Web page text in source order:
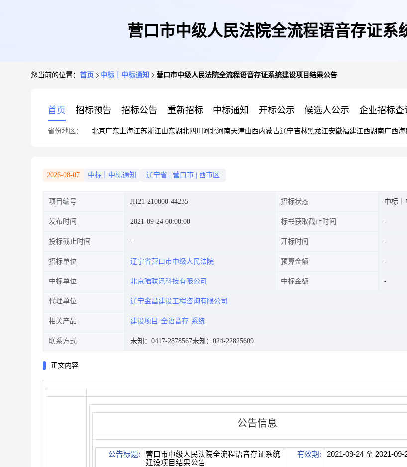
营口市中级人民法院全流程语音存证系
您当前的位置： 首页 中标｜中标通知 营口市中级人民法院全流程语音存证系统建设项目结果公告
首页 招标预告 招标公告 重新招标 中标通知 开标公示 候选人公示 企业招标查
省份地区： 北京广东 上海江苏浙江山东湖北四川 河北河南天津山西内蒙古辽宁吉林黑龙江安徽福建江西湖南广西海
2026-08-07 中标｜中标通知 辽宁省 营口市 西市区
项目编号 JH21-210000-44235 招标状态 中标｜
发布时间 2021-09-24 00:00:00 标书获取截止时间
投标截止时间 开标时间
招标单位 辽宁省营口市中级人民法院 预算金额
中标单位 北京陆联讯科技有限公司 中标金额
代理单位 辽宁金昌建设工程咨询有限公司
相关产品 建设项目 全语音存 系统
联系方式 未知：0417-2878567未知：024-22825609
正文内容
公告信息
公告标题:
营口市中级人民法院全流程语音存证系统
建设项目结果公告
有效期: 2021-09-24 至 2021-09-